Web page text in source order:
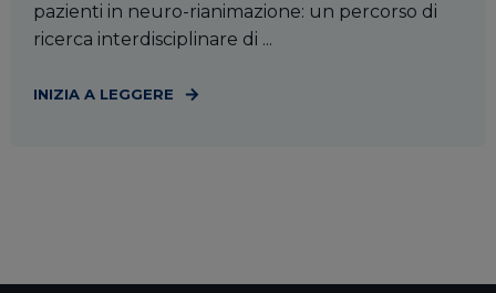
pazienti in neuro-rianimazione: un percorso di
ricerca interdisciplinare di ...
INIZIA A LEGGERE